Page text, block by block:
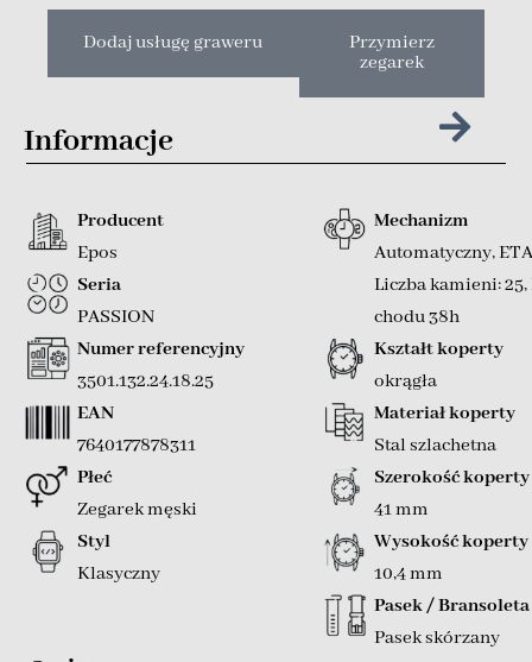
Dodaj usługę graweru
Przymierz
zegarek
Informacje
Producent
Epos
Seria
PASSION
Numer referencyjny
3501.132.24.18.25
EAN
7640177878311
Płeć
Zegarek męski
Styl
Klasyczny
Mechanizm
Automatyczny,
Liczba kamieni: 25,
chodu 38h
Kształt koperty
okrągła
Materiał koperty
Stal szlachetna
Szerokość koperty
41 mm
Wysokość koperty
10,4 mm
Pasek / Bransoleta
Pasek skórzany